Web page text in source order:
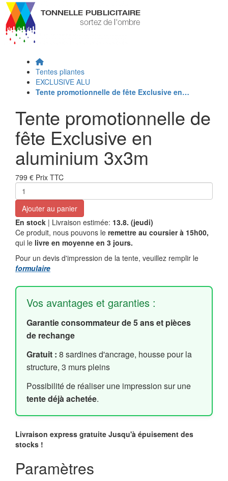
Tentes pliantes
EXCLUSIVE ALU
Tente promotionnelle de fête Exclusive en…
Tente promotionnelle de
fête Exclusive en
aluminium 3x3m
799 € Prix TTC
Ajouter au panier
En stock | Livraison estimée: 13.8. (jeudi)
Ce produit, nous pouvons le remettre au coursier à 15h00,
qui le livre en moyenne en 3 jours.
Pour un devis d'impression de la tente, veuillez remplir le
formulaire
Vos avantages et garanties :
Garantie consommateur de 5 ans et pièces
de rechange
Gratuit : 8 sardines d'ancrage, housse pour la
structure, 3 murs pleins
Possibilité de réaliser une impression sur une
tente déjà achetée.
Livraison express gratuite Jusqu'à épuisement des
stocks !
Paramètres